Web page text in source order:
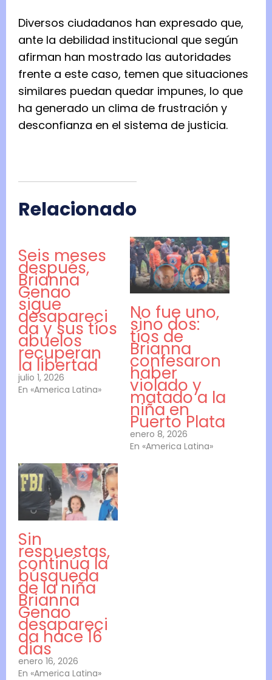
Diversos ciudadanos han expresado que,
ante la debilidad institucional que según
afirman han mostrado las autoridades
frente a este caso, temen que situaciones
similares puedan quedar impunes, lo que
ha generado un clima de frustración y
desconfianza en el sistema de justicia.
Relacionado
Seis meses
después,
Brianna
Genao
sigue
desapareci
da y sus tíos
abuelos
recuperan
la libertad
julio 1, 2026
En «America Latina»
No fue uno,
sino dos:
tíos de
Brianna
confesaron
haber
violado y
matado a la
niña en
Puerto Plata
enero 8, 2026
En «America Latina»
Sin
respuestas,
continúa la
búsqueda
de la niña
Brianna
Genao
desapareci
da hace 16
dias
enero 16, 2026
En «America Latina»